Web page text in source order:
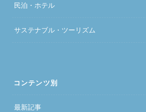
民泊・ホテル
サステナブル・ツーリズム
コンテンツ別
最新記事